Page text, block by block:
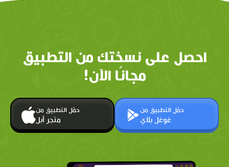
احصل على نسختك من التطبيق
مجانًا الآن!
حمّل التطبيق من
متجر أبل
حمّل التطبيق من
غوغل بلاي